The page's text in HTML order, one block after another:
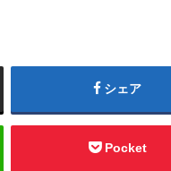
シェア
Pocket